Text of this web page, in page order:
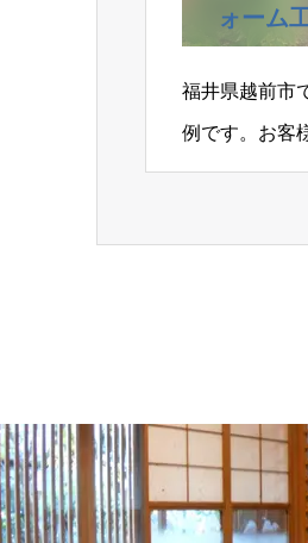
ォーム
福井県越前市
例です。お客
い。ｂｅｆｏ